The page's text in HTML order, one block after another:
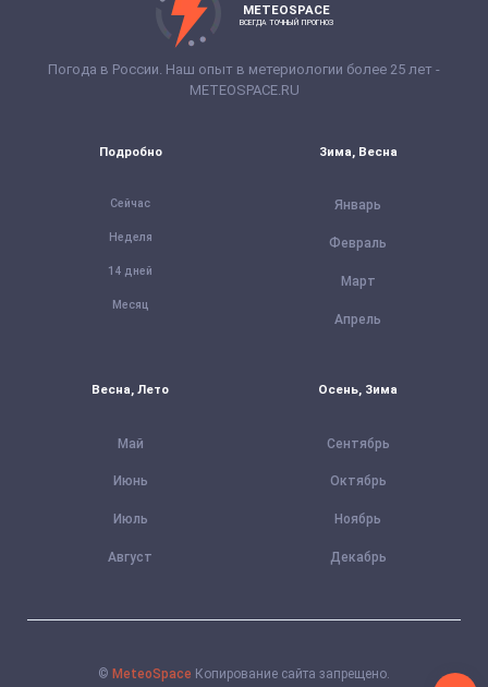
METEOSPACE
ВСЕГДА ТОЧНЫЙ ПРОГНОЗ
Погода в России. Наш опыт в метериологии более 25 лет -
METEOSPACE.RU
Подробно
Сейчас
Неделя
14 дней
Месяц
Зима, Весна
Январь
Февраль
Март
Апрель
Весна, Лето
Май
Июнь
Июль
Август
Осень, Зима
Сентябрь
Октябрь
Ноябрь
Декабрь
© MeteoSpace Копирование сайта запрещено.